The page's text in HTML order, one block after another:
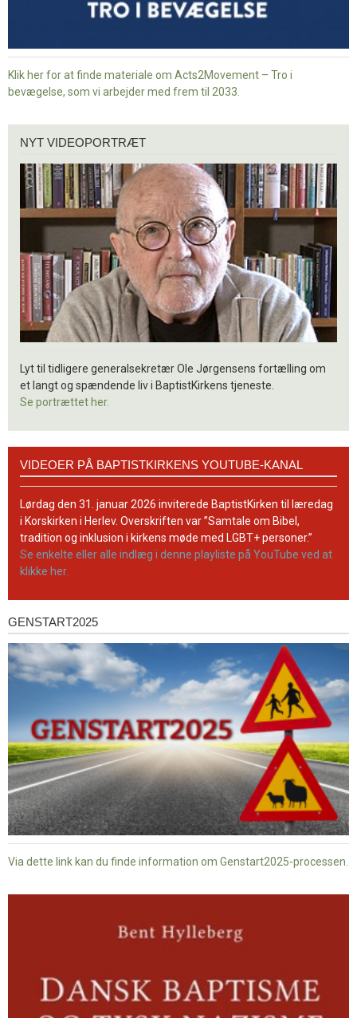
Klik her for at finde materiale om Acts2Movement – Tro i
bevægelse, som vi arbejder med frem til 2033.
videoportræt
NYT VIDEOPORTRÆT
Lyt til tidligere generalsekretær Ole Jørgensens fortælling om
et langt og spændende liv i BaptistKirkens tjeneste.
Se portrættet her.
BaptistKirkens
YouTube-
kanal
VIDEOER PÅ BAPTISTKIRKENS YOUTUBE-KANAL
Lørdag den 31. januar 2026 inviterede BaptistKirken til læredag
i Korskirken i Herlev. Overskriften var ”Samtale om Bibel,
tradition og inklusion i kirkens møde med LGBT+ personer.”
Se enkelte eller alle indlæg i denne playliste på YouTube ved at
klikke her.
Genstart2025
GENSTART2025
Via dette link kan du finde information om Genstart2025-processen.